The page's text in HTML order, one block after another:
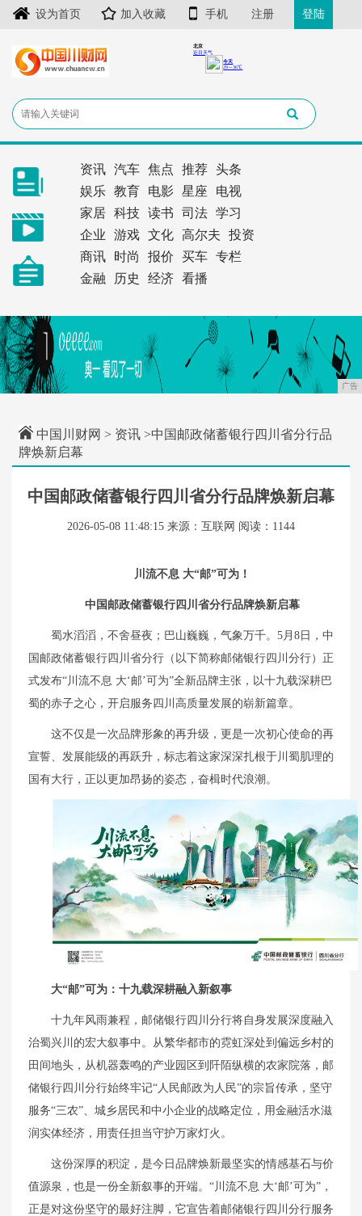
设为首页 加入收藏 手机 注册 登陆
资讯 汽车 焦点 推荐
头条
娱乐
教育 电影 星座
电视
家居
科技 读书 司法
学习
企业
游戏 文化 高尔夫
投资
商讯
时尚 报价 买车
专栏
金融
历史 经济 看播
广告
中国川财网 > 资讯 >中国邮政储蓄银行四川省分行品
牌焕新启幕
中国邮政储蓄银行四川省分行品牌焕新启幕
2026-05-08 11:48:15 来源：互联网 阅读：1144
川流不息 大“邮”可为 ！
中国邮政储蓄银行四川省分行品牌焕新启幕
蜀水滔滔，不舍昼夜；巴山巍巍，气象万千。5月8日，中
国邮政储蓄银行四川省分行（以下简称邮储银行四川分行）正
式发布“川流不息 大‘邮’可为”全新品牌主张，以十九载深耕巴
蜀的赤子之心，开启服务四川高质量发展的崭新篇章。
这不仅是一次品牌形象的再升级，更是一次初心使命的再
宣誓、发展能级的再跃升，标志着这家深深扎根于川蜀肌理的
国有大行，正以更加昂扬的姿态，奋楫时代浪潮。
大“邮”可为： 十九载深耕融入新叙事
十九年风雨兼程，邮储银行四川分行将自身发展深度融入
治蜀兴川的宏大叙事中。从繁华都市的霓虹深处到偏远乡村的
田间地头，从机器轰鸣的产业园区到阡陌纵横的农家院落，邮
储银行四川分行始终牢记“人民邮政为人民”的宗旨传承，坚守
服务“三农”、城乡居民和中小企业的战略定位，用金融活水滋
润实体经济，用责任担当守护万家灯火。
这份深厚的积淀，是今日品牌焕新最坚实的情感基石与价
值源泉，也是一份全新叙事的开端。“川流不息 大‘邮’可为”，
正是对这份坚守的最好注脚，它宣告着邮储银行四川分行服务